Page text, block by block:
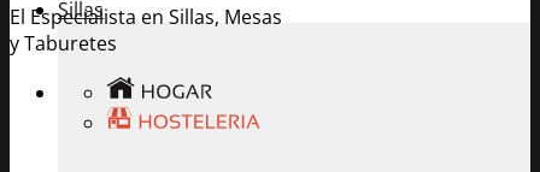
El Especialista en Sillas, Mesas
y Taburetes
Sillas